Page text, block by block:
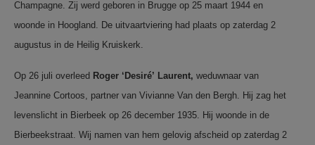
Champagne. Zij werd geboren in Brugge op 25 maart 1944 en
woonde in Hoogland. De uitvaartviering had plaats op zaterdag 2
augustus in de Heilig Kruiskerk.
Op 26 juli overleed Roger ‘Desiré’ Laurent, weduwnaar van
Jeannine Cortoos, partner van Vivianne Van den Bergh. Hij zag het
levenslicht in Bierbeek op 26 december 1935. Hij woonde in de
Bierbeekstraat. Wij namen van hem gelovig afscheid op zaterdag 2